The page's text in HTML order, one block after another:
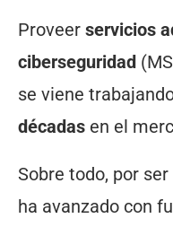
Proveer servicios
ciberseguridad
se viene
décadas en el
Sobre todo, por ser
ha avanzado con